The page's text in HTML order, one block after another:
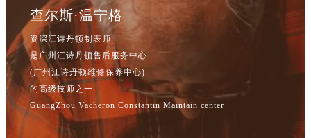
资深江诗丹顿制表师
是广州江诗丹顿售后服务中心
(广州江诗丹顿维修保养中心)
的高级技师之一
GuangZhou Vacheron Constantin Maintain center